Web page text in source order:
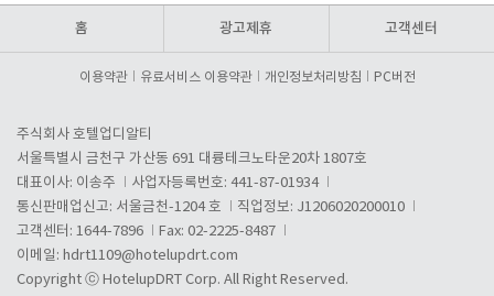
홈 광고제휴 고객센터
이용약관 유료서비스 이용약관 개인정보처리방침 PC버전
주식회사 호텔업디알티
서울특별시 금천구 가산동 691 대륭테크노타운20차 1807호
대표이사: 이송주
사업자등록번호: 441-87-01934
통신판매업신고: 서울금천-1204 호
직업정보: J1206020200010
고객센터: 1644-7896
Fax: 02-2225-8487
이메일: hdrt1109@hotelupdrt.com
Copyright ⓒ HotelupDRT Corp. All Right Reserved.